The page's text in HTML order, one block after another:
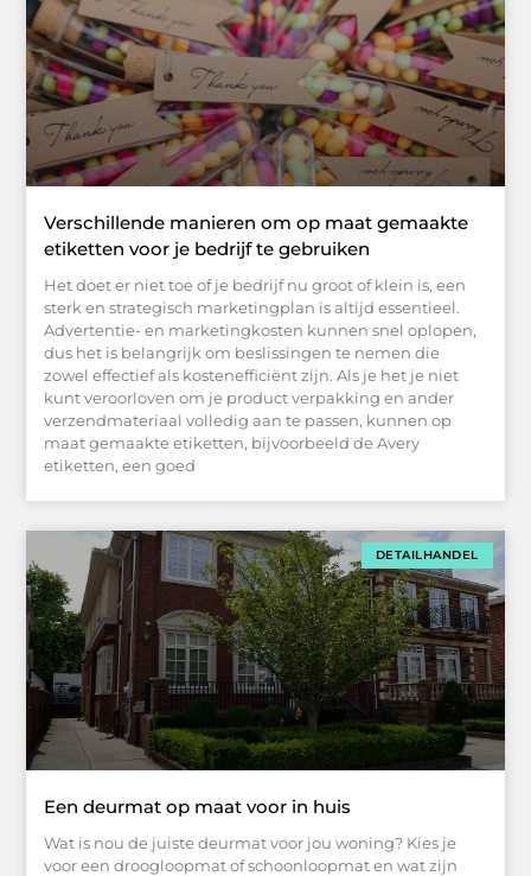
Verschillende manieren om op maat gemaakte
etiketten voor je bedrijf te gebruiken
Het doet er niet toe of je bedrijf nu groot of klein is, een
sterk en strategisch marketingplan is altijd essentieel.
Advertentie- en marketingkosten kunnen snel oplopen,
dus het is belangrijk om beslissingen te nemen die
zowel effectief als kostenefficiënt zijn. Als je het je niet
kunt veroorloven om je product verpakking en ander
verzendmateriaal volledig aan te passen, kunnen op
maat gemaakte etiketten, bijvoorbeeld de Avery
etiketten, een goed
DETAILHANDEL
Een deurmat op maat voor in huis
Wat is nou de juiste deurmat voor jou woning? Kies je
voor een droogloopmat of schoonloopmat en wat zijn